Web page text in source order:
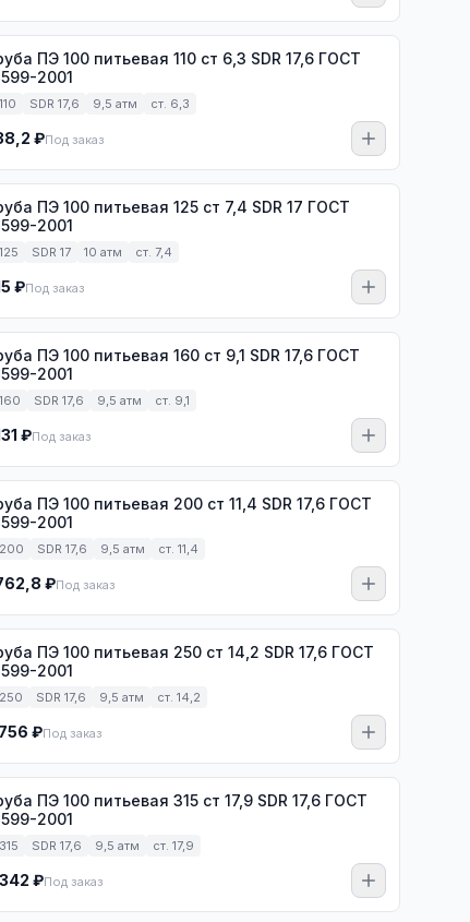
ПЭ 100 питьевая 110 ст 6,3 SDR 17,6 ГОСТ
2001
SDR 17,6 9,5 атм ст. 6,3
₽Под заказ
ПЭ 100 питьевая 125 ст 7,4 SDR 17 ГОСТ
2001
SDR 17 10 атм ст. 7,4
₽Под заказ
ПЭ 100 питьевая 160 ст 9,1 SDR 17,6 ГОСТ
2001
SDR 17,6 9,5 атм ст. 9,1
₽Под заказ
ПЭ 100 питьевая 200 ст 11,4 SDR 17,6 ГОСТ
2001
SDR 17,6 9,5 атм ст. 11,4
₽Под заказ
ПЭ 100 питьевая 250 ст 14,2 SDR 17,6 ГОСТ
2001
SDR 17,6 9,5 атм ст. 14,2
₽Под заказ
ПЭ 100 питьевая 315 ст 17,9 SDR 17,6 ГОСТ
2001
SDR 17,6 9,5 атм ст. 17,9
₽Под заказ